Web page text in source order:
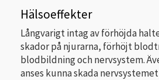
Hälsoeffekter
Långvarigt intag av förhöjda
skador på njurarna, förhöjt
blodbildning och nervsystem.
anses kunna skada